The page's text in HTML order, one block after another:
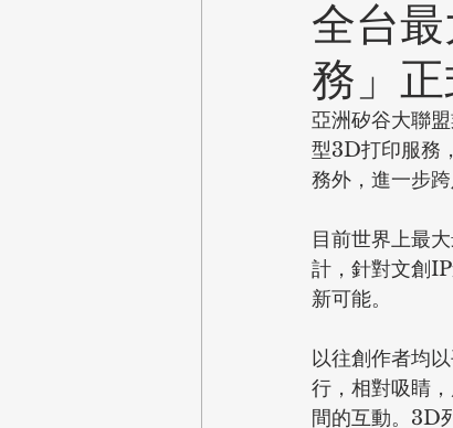
全台
務」
亞洲矽谷大聯
型3D打印服務
務外，進一步
目前世界上最
計，針對文創
新可能。
以往創作者均
行，相對吸睛
間的互動。3D